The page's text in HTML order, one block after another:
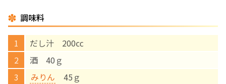
調味料
だし汁 200㏄
酒 40ｇ
みりん 45ｇ